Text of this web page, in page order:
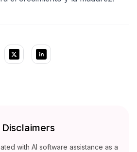
Disclaimers
with AI software assistance as a